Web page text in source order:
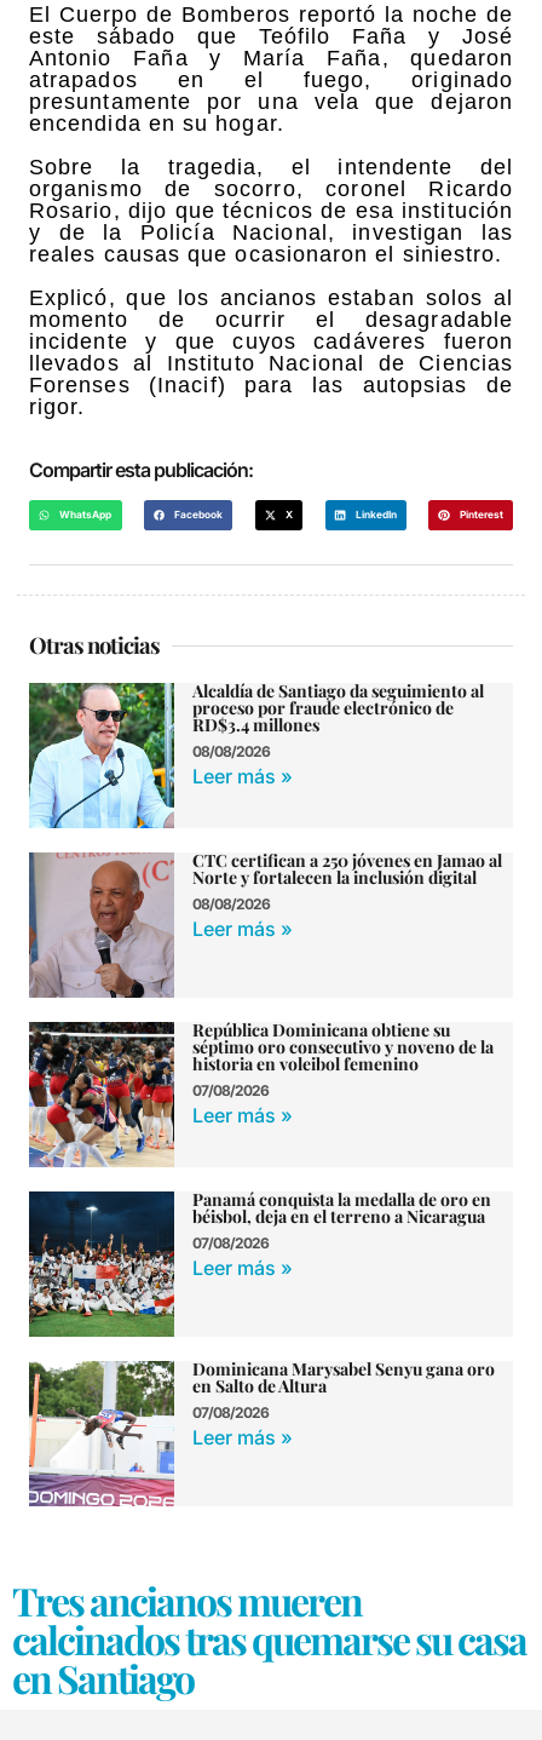
El Cuerpo de Bomberos reportó la noche de
este sábado que Teófilo Faña y José
Antonio Faña y María Faña, quedaron
atrapados en el fuego, originado
presuntamente por una vela que dejaron
encendida en su hogar.
Sobre la tragedia, el intendente del
organismo de socorro, coronel Ricardo
Rosario, dijo que técnicos de esa institución
y de la Policía Nacional, investigan las
reales causas que ocasionaron el siniestro.
Explicó, que los ancianos estaban solos al
momento de ocurrir el desagradable
incidente y que cuyos cadáveres fueron
llevados al Instituto Nacional de Ciencias
Forenses (Inacif) para las autopsias de
rigor.
Compartir esta publicación:
WhatsApp Facebook X LinkedIn Pinterest
Otras noticias
Alcaldía de Santiago da seguimiento al
proceso por fraude electrónico de
RD$3.4 millones
08/08/2026
Leer más »
CTC certifican a 250 jóvenes en Jamao al
Norte y fortalecen la inclusión digital
08/08/2026
Leer más »
República Dominicana obtiene su
séptimo oro consecutivo y noveno de la
historia en voleibol femenino
07/08/2026
Leer más »
Panamá conquista la medalla de oro en
béisbol, deja en el terreno a Nicaragua
07/08/2026
Leer más »
Dominicana Marysabel Senyu gana oro
en Salto de Altura
07/08/2026
Leer más »
Tres ancianos mueren
calcinados tras quemarse su casa
en Santiago